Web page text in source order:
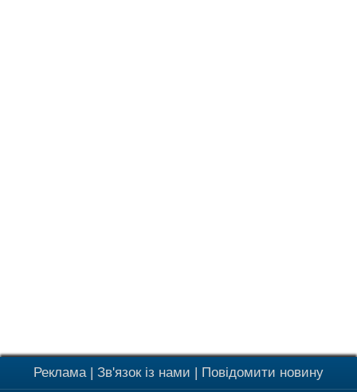
Реклама| Зв'язок із нами | Повідомити новину